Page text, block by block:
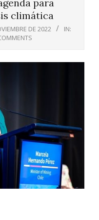
para
climática
DE 2022
IN: